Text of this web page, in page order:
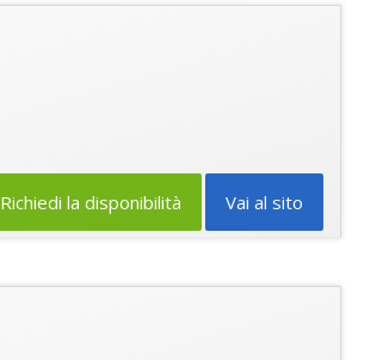
Vai al sito
Richiedi la disponibilità